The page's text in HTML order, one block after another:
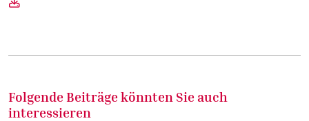
Folgende Beiträge könnten Sie auch
interessieren